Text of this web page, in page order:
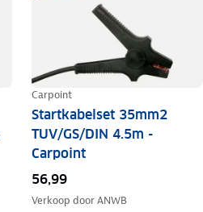
Carpoint
Startkabelset 35mm2
TUV/GS/DIN 4.5m -
Carpoint
56,99
Verkoop doorANWB